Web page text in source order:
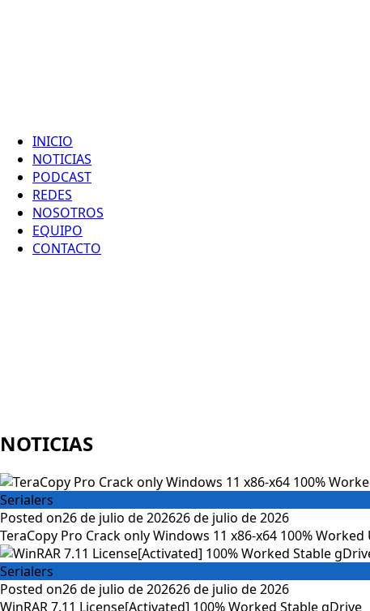
INICIO
NOTICIAS
PODCAST
REDES
NOSOTROS
EQUIPO
CONTACTO
NOTICIAS
Serialers
Posted on26 de julio de 202626 de julio de 2026
TeraCopy Pro Crack only Windows 11 x86-x64 100%
Serialers
Posted on26 de julio de 202626 de julio de 2026
WinRAR 7.11 License[Activated] 100% Worked Stable gDrive